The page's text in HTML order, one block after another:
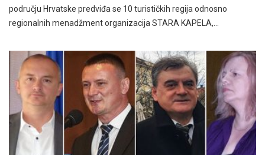
području Hrvatske predviđa se 10 turističkih regija odnosno
regionalnih menadžment organizacija STARA KAPELA,…